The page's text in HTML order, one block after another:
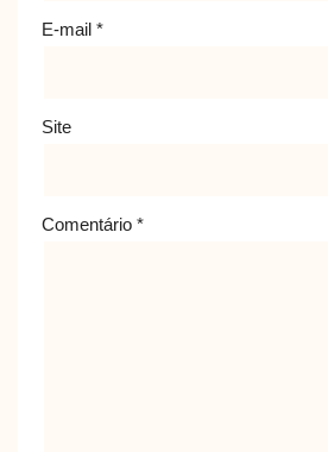
E-mail *
Site
Comentário *